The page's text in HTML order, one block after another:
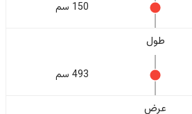
150 سم
طول
493 سم
عرض